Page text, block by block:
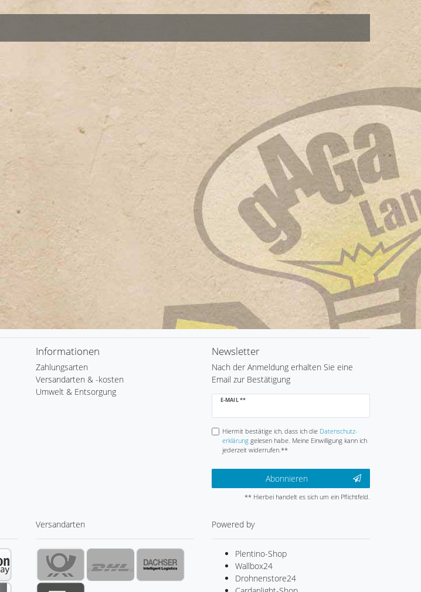
Informationen
Zahlungsarten
Versandarten & -kosten
Umwelt & Entsorgung
Newsletter
Nach der Anmeldung erhalten Sie eine
Email zur Bestätigung
E-MAIL **
Newsletter
Hiermit bestätige ich, dass ich die Daten­schutz­
erklärunggelesen habe. Meine Einwilligung kann ich
jederzeit widerrufen.**
Abonnieren
** Hierbei handelt es sich um ein Pflichtfeld.
Versandarten Powered by
Plentino-Shop
Wallbox24
Drohnenstore24